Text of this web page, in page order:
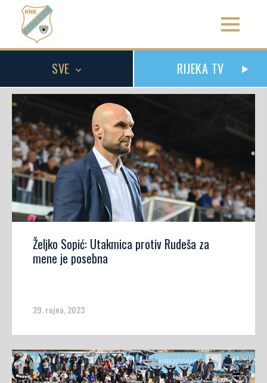
SVE RIJEKA TV
Željko Sopić: Utakmica protiv Rudeša za
mene je posebna
29. rujna, 2023